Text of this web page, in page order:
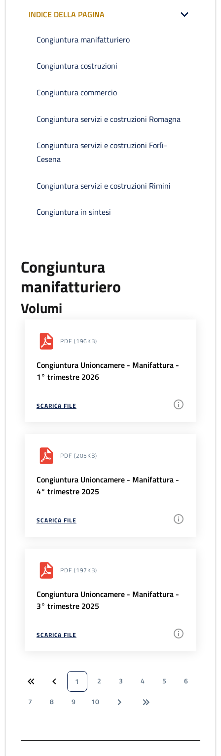
INDICE DELLA PAGINA
Congiuntura manifatturiero
Congiuntura costruzioni
Congiuntura commercio
Congiuntura servizi e costruzioni Romagna
Congiuntura servizi e costruzioni Forlì-
Cesena
Congiuntura servizi e costruzioni Rimini
Congiuntura in sintesi
Congiuntura
manifatturiero
Volumi
PDF (196KB)
Congiuntura Unioncamere - Manifattura -
1° trimestre 2026
SCARICA FILE
PDF (205KB)
Congiuntura Unioncamere - Manifattura -
4° trimestre 2025
SCARICA FILE
PDF (197KB)
Congiuntura Unioncamere - Manifattura -
3° trimestre 2025
SCARICA FILE
1 2 3 4 5
6
7
8 9 10